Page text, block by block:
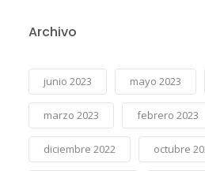
Archivo
junio 2023 mayo 2023
marzo 2023 febrero 2023
diciembre 2022 octubre